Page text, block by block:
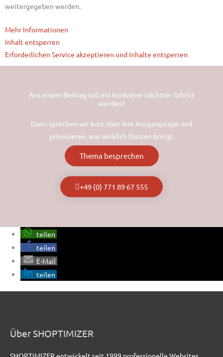
weitergegeben werden.
Mehr Informationen
Inhalt entsperren
Erforderlichen Service akzeptieren und Inhalte entsperren
Aus einem Beitrag soll ein konkreter nächster Schritt
werden?
Dann sprechen wir kurz über Ihre Ausgangslage und
priorisieren, was wirklich Nutzen bringt.
Thema besprechen
+49 (0) 771 89 67 555
teilen
teilen
E-Mail
teilen
Über SHOPTIMIZER